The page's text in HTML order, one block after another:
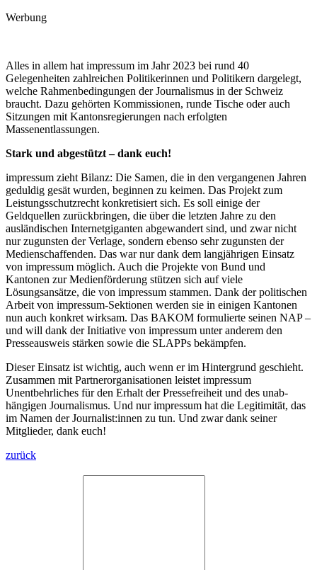
Werbung
Alles in allem hat impressum im Jahr 2023 bei rund 40
Gelegenheiten zahlreichen Politikerinnen und Politikern dargelegt,
welche Rahmenbedingungen der Journalismus in der Schweiz
braucht. Dazu gehörten Kommissionen, runde Tische oder auch
Sitzungen mit Kantonsregierungen nach erfolgten
Massenentlassungen.
Stark und abgestützt – dank euch!
impressum zieht Bilanz: Die Samen, die in den vergangenen Jahren
geduldig gesät wurden, beginnen zu keimen. Das Projekt zum
Leistungsschutzrecht konkretisiert sich. Es soll einige der
Geldquellen zurückbringen, die über die letzten Jahre zu den
ausländischen Internetgiganten abgewandert sind, und zwar nicht
nur zugunsten der Verlage, sondern ebenso sehr zugunsten der
Medienschaffenden. Das war nur dank dem langjährigen Einsatz
von impressum möglich. Auch die Projekte von Bund und
Kantonen zur ­Medienförderung stützen sich auf viele
Lösungsansätze, die von impressum stammen. Dank der politischen
Arbeit von impressum-Sektionen werden sie in einigen Kantonen
nun auch konkret wirksam. Das BAKOM formulierte seinen NAP –
und will dank der Initiative von impressum unter anderem den
Presseausweis stärken sowie die SLAPPs bekämpfen.
Dieser Einsatz ist wichtig, auch wenn er im Hintergrund geschieht.
Zusammen mit Partnerorganisationen leistet ­impressum
Unentbehrliches für den ­Erhalt der Pressefreiheit und des un­ab­
hängigen Journalismus. Und nur ­impressum hat die Legitimität, das
im Namen der Journalist:innen zu tun. Und zwar dank seiner
Mitglieder, dank euch!
zurück